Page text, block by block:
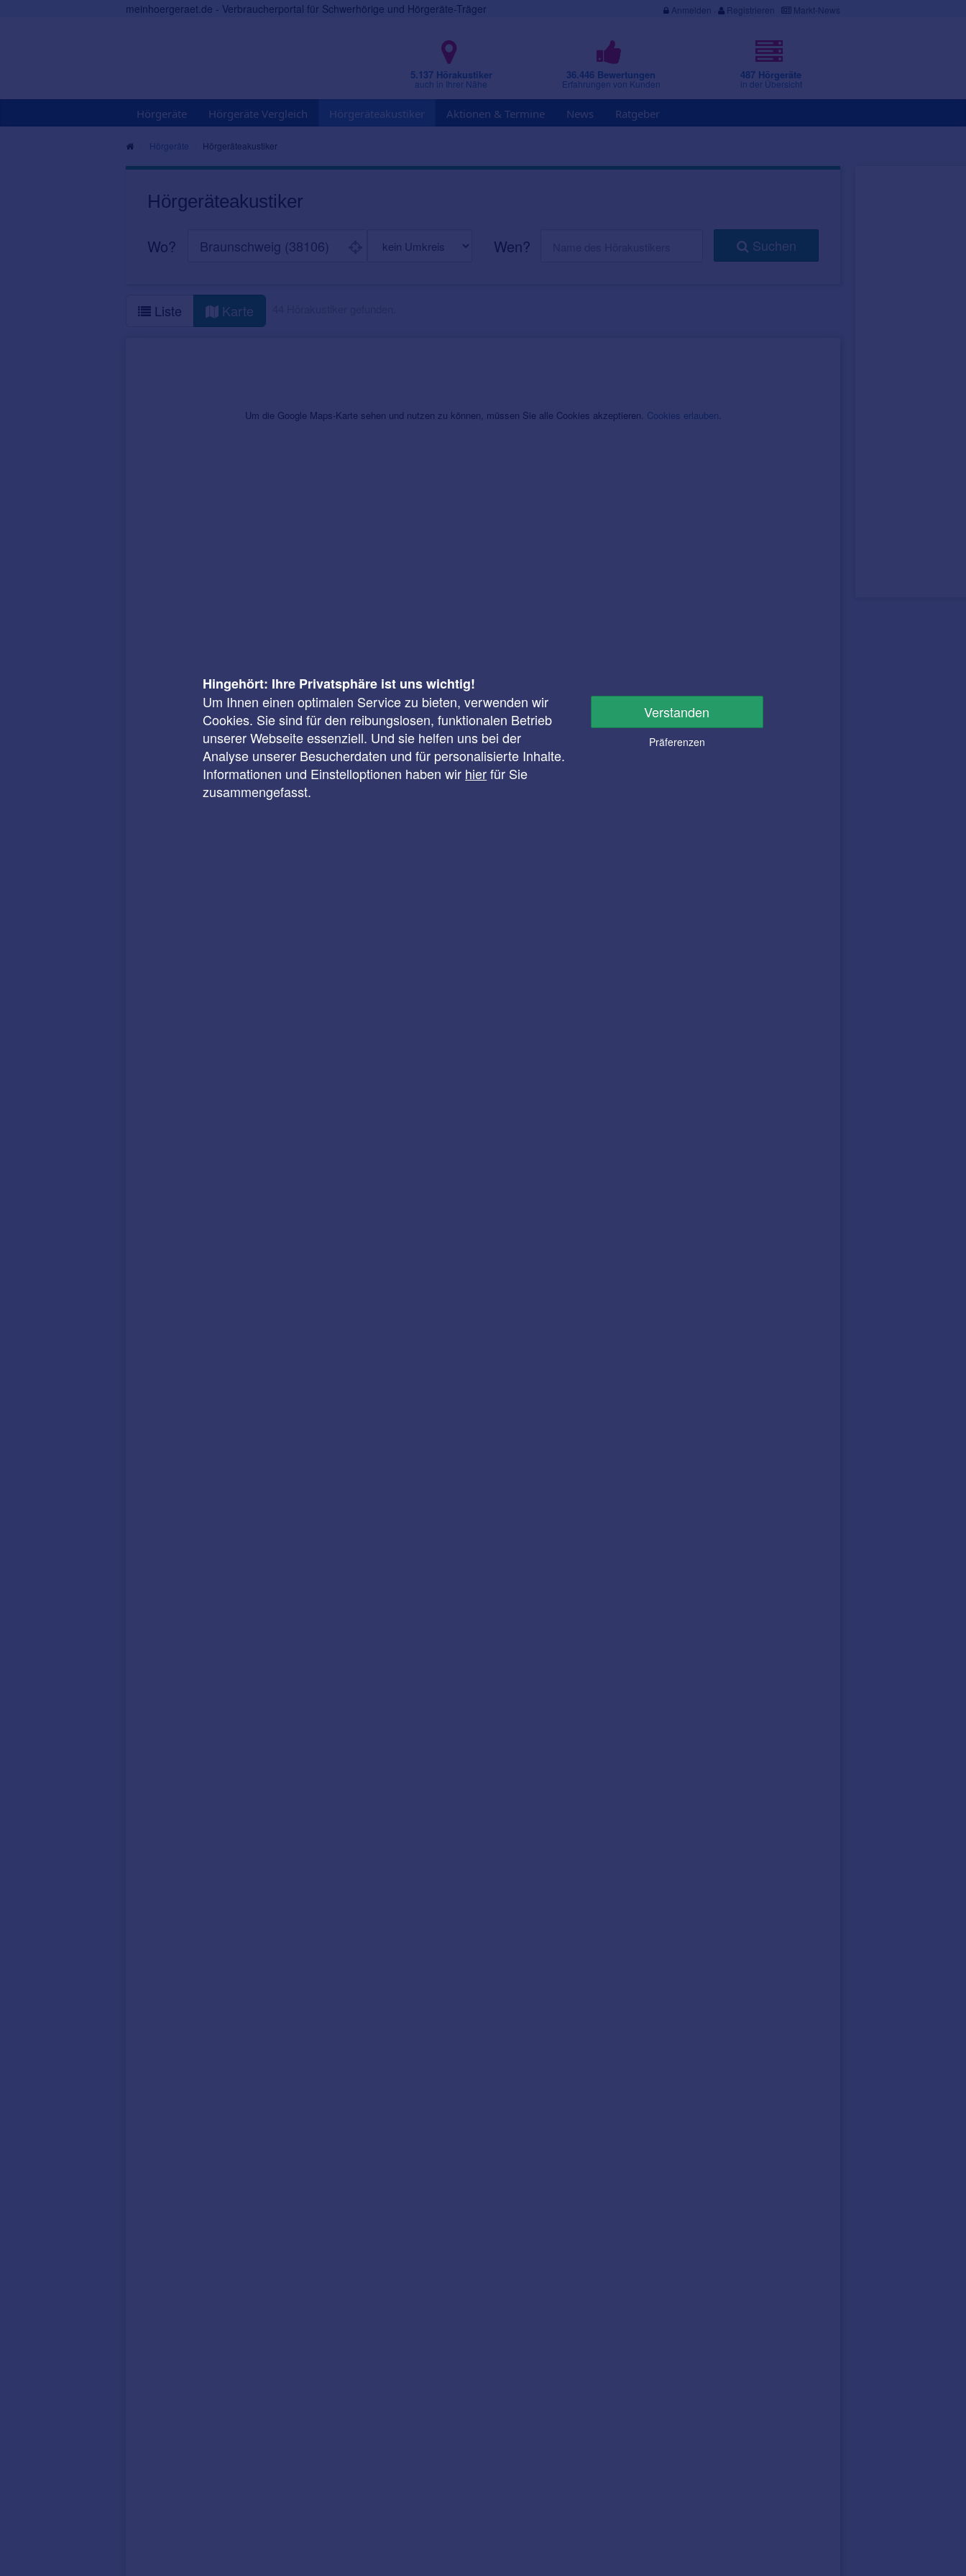
meinhoergeraet.de - Verbraucherportal für Schwerhörige und Hörgeräte-Träger Anmelden · Registrieren Markt-News
5.137 Hörakustiker
auch in Ihrer Nähe
36.446 Bewertungen
Erfahrungen von Kunden
487 Hörgeräte
in der Übersicht
Hörgeräte Hörgeräte Vergleich Hörgeräteakustiker Aktionen & Termine News Ratgeber
Hörgeräte Hörgeräteakustiker
Hörgeräteakustiker
Wo? Wen? Suchen
Liste Karte
Um die Google Maps-Karte sehen und nutzen zu können, müssen Sie alle Cookies akzeptieren. Cookies erlauben.
Hingehört: Ihre Privatsphäre ist uns wichtig!
Um Ihnen einen optimalen Service zu bieten, verwenden wir
Cookies. Sie sind für den reibungslosen, funktionalen Betrieb
unserer Webseite essenziell. Und sie helfen uns bei der
Analyse unserer Besucherdaten und für personalisierte Inhalte.
Informationen und Einstelloptionen haben wir hierfür Sie
zusammengefasst.
Verstanden
Präferenzen